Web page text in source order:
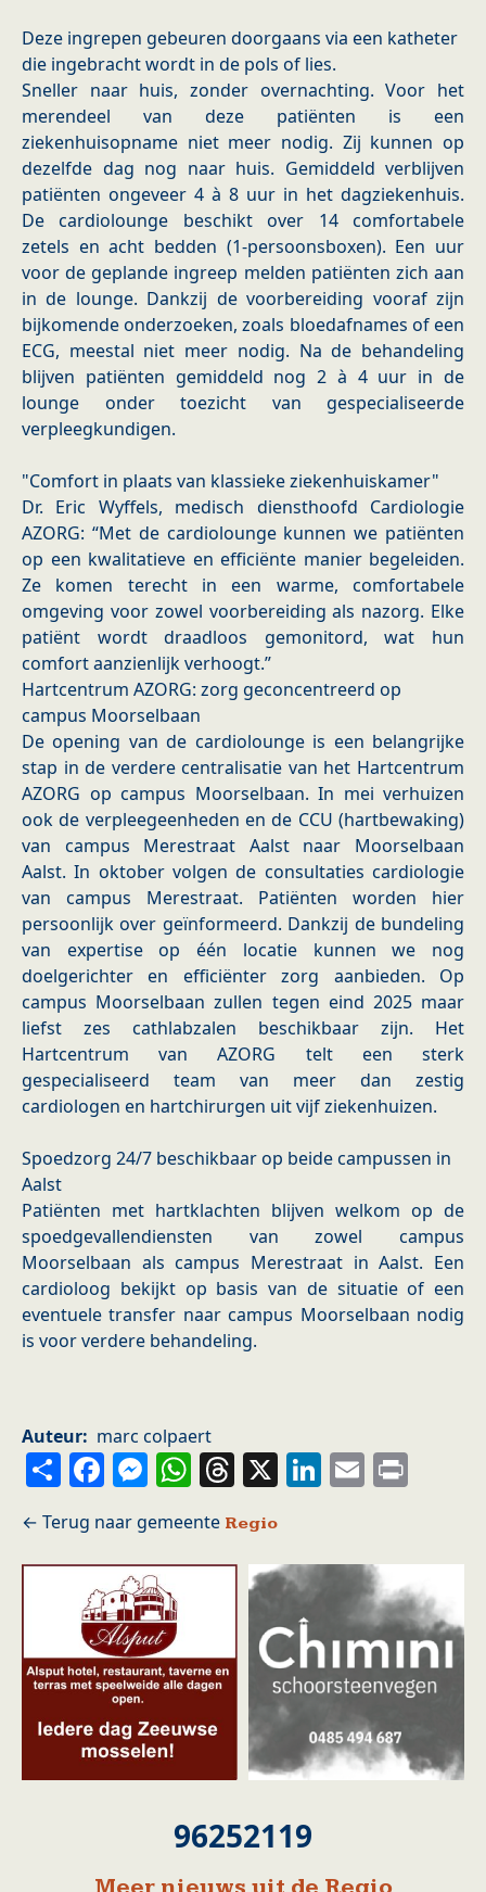
Deze ingrepen gebeuren doorgaans via een katheter
die ingebracht wordt in de pols of lies.
Sneller naar huis, zonder overnachting. Voor het
merendeel van deze patiënten is een
ziekenhuisopname niet meer nodig. Zij kunnen op
dezelfde dag nog naar huis. Gemiddeld verblijven
patiënten ongeveer 4 à 8 uur in het dagziekenhuis.
De cardiolounge beschikt over 14 comfortabele
zetels en acht bedden (1-persoonsboxen). Een uur
voor de geplande ingreep melden patiënten zich aan
in de lounge. Dankzij de voorbereiding vooraf zijn
bijkomende onderzoeken, zoals bloedafnames of een
ECG, meestal niet meer nodig. Na de behandeling
blijven patiënten gemiddeld nog 2 à 4 uur in de
lounge onder toezicht van gespecialiseerde
verpleegkundigen.
"Comfort in plaats van klassieke ziekenhuiskamer"
Dr. Eric Wyffels, medisch diensthoofd Cardiologie
AZORG: “Met de cardiolounge kunnen we patiënten
op een kwalitatieve en efficiënte manier begeleiden.
Ze komen terecht in een warme, comfortabele
omgeving voor zowel voorbereiding als nazorg. Elke
patiënt wordt draadloos gemonitord, wat hun
comfort aanzienlijk verhoogt.”
Hartcentrum AZORG: zorg geconcentreerd op
campus Moorselbaan
De opening van de cardiolounge is een belangrijke
stap in de verdere centralisatie van het Hartcentrum
AZORG op campus Moorselbaan. In mei verhuizen
ook de verpleegeenheden en de CCU (hartbewaking)
van campus Merestraat Aalst naar Moorselbaan
Aalst. In oktober volgen de consultaties cardiologie
van campus Merestraat. Patiënten worden hier
persoonlijk over geïnformeerd. Dankzij de bundeling
van expertise op één locatie kunnen we nog
doelgerichter en efficiënter zorg aanbieden. Op
campus Moorselbaan zullen tegen eind 2025 maar
liefst zes cathlabzalen beschikbaar zijn. Het
Hartcentrum van AZORG telt een sterk
gespecialiseerd team van meer dan zestig
cardiologen en hartchirurgen uit vijf ziekenhuizen.
Spoedzorg 24/7 beschikbaar op beide campussen in
Aalst
Patiënten met hartklachten blijven welkom op de
spoedgevallendiensten van zowel campus
Moorselbaan als campus Merestraat in Aalst. Een
cardioloog bekijkt op basis van de situatie of een
eventuele transfer naar campus Moorselbaan nodig
is voor verdere behandeling.
Auteur marc colpaert
ShareFacebook
Messenger
WhatsApp
Threads
X LinkedIn
Email
Regio
96252119